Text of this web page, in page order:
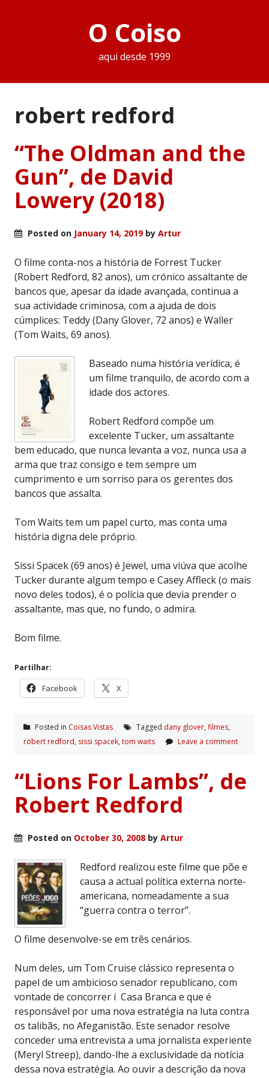
O Coiso
aqui desde 1999
robert redford
“The Oldman and the
Gun”, de David
Lowery (2018)
Posted on January 14, 2019by Artur
O filme conta-nos a história de Forrest Tucker
(Robert Redford, 82 anos), um crónico assaltante de
bancos que, apesar da idade avançada, continua a
sua actividade criminosa, com a ajuda de dois
cúmplices: Teddy (Dany Glover, 72 anos) e Waller
(Tom Waits, 69 anos).
Baseado numa história verídica, é
um filme tranquilo, de acordo com a
idade dos actores.
Robert Redford compõe um
excelente Tucker, um assaltante
bem educado, que nunca levanta a voz, nunca usa a
arma que traz consigo e tem sempre um
cumprimento e um sorriso para os gerentes dos
bancos que assalta.
Tom Waits tem um papel curto, mas conta uma
história digna dele próprio.
Sissi Spacek (69 anos) é Jewel, uma viúva que acolhe
Tucker durante algum tempo e Casey Affleck (o mais
novo deles todos), é o polícia que devia prender o
assaltante, mas que, no fundo, o admira.
Bom filme.
Partilhar:
Facebook X
Posted in Coisas Vistas Tagged dany glover, filmes,
robert redford, sissi spacek, tom waits Leave a comment
“Lions For Lambs”, de
Robert Redford
Posted on October 30, 2008 by Artur
Redford realizou este filme que põe e
causa a actual política externa norte-
americana, nomeadamente a sua
“guerra contra o terror”.
O filme desenvolve-se em três cenários.
Num deles, um Tom Cruise clássico representa o
papel de um ambicioso senador republicano, com
vontade de concorrer í Casa Branca e que é
responsável por uma nova estratégia na luta contra
os talibãs, no Afeganistão. Este senador resolve
conceder uma entrevista a uma jornalista experiente
(Meryl Streep), dando-lhe a exclusividade da notícia
dessa nova estratégia. Ao ouvir a descrição da nova